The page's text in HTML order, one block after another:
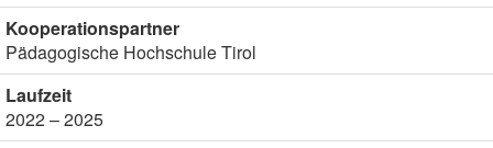
Kooperationspartner
Pädagogische Hochschule Tirol
Laufzeit
2022 – 2025